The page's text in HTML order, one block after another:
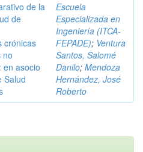
de la
de
crónicas
no
en asocio
Salud
Escuela
Especializada en
Ingeniería (ITCA-
FEPADE); Ventura
Santos, Salomé
Danilo; Mendoza
Hernández, José
Roberto